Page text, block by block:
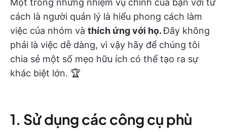
Một trong những nhiệm vụ chính của bạn với tư
cách là người quản lý là hiểu phong cách làm
việc của nhóm và thích ứng với họ.Đây không
phải là việc dễ dàng, vì vậy hãy để chúng tôi
chia sẻ một số mẹo hữu ích có thể tạo ra sự
khác biệt lớn. 🏆
1. Sử dụng các công cụ phù